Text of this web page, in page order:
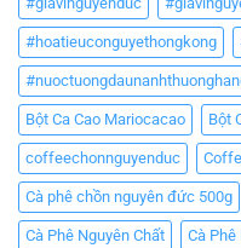
#hoatieuconguyethongkong
Bột Ca Cao Mariocacao Bột
coffeechonnguyenduc
Cà phê chồn nguyên đức 500g
Cà Phê Nguyên Chất Cà